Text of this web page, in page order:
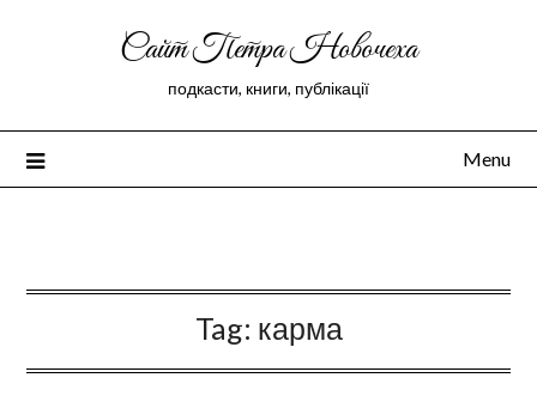
Сайт Петра Новочеха
подкасти, книги, публікації
Menu
Tag: карма